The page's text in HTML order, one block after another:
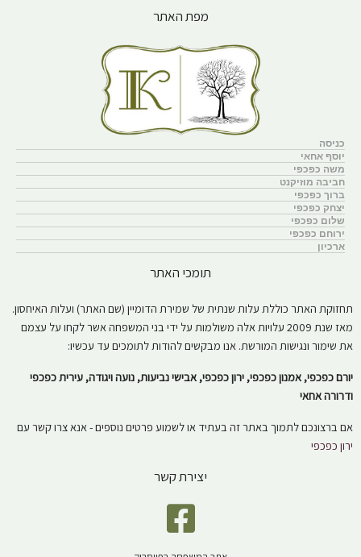
מפת האתר
כניסה
יוסף אחאי
משה כפכפי
חביבה מוזיקנט
ברוך כפכפי
יצחק כפכפי
שלום כפכפי
ירוחם כפכפי
ארכיון
תומכי האתר
תחזוקת האתר כוללת עלות שנתית של שמירת הדומיין (שם האתר) ועלות האיחסון.
מאז שנת 2009 עלויות אלה משולמות על ידי בני המשפחה אשר לקחו על עצמם
את שימור ונגישות המורשת. אנו מבקשים להודות לתומכים עד עכשיו:
יורם כפכפי, אמנון כפכפי, ירון כפכפי, אבישי נביעות, נועה ויגודה, עירית כפכפי
ודרורה אחאי
אם ברצונכם לתמוך באתר זה בעתיד או לשמוע פרטים נוספים - אנא צרו קשר עם
ירון כפכפי
יצירת קשר